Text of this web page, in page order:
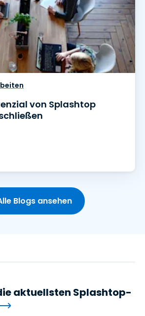
von Splashtop
Blogs ansehen
aktuellsten Splashtop-